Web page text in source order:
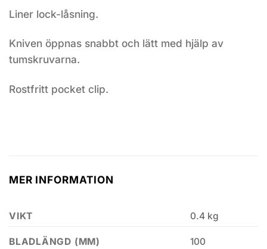
Liner lock-låsning.
Kniven öppnas snabbt och lätt med hjälp av
tumskruvarna.
Rostfritt pocket clip.
MER INFORMATION
VIKT 0.4 kg
BLADLÄNGD (MM) 100